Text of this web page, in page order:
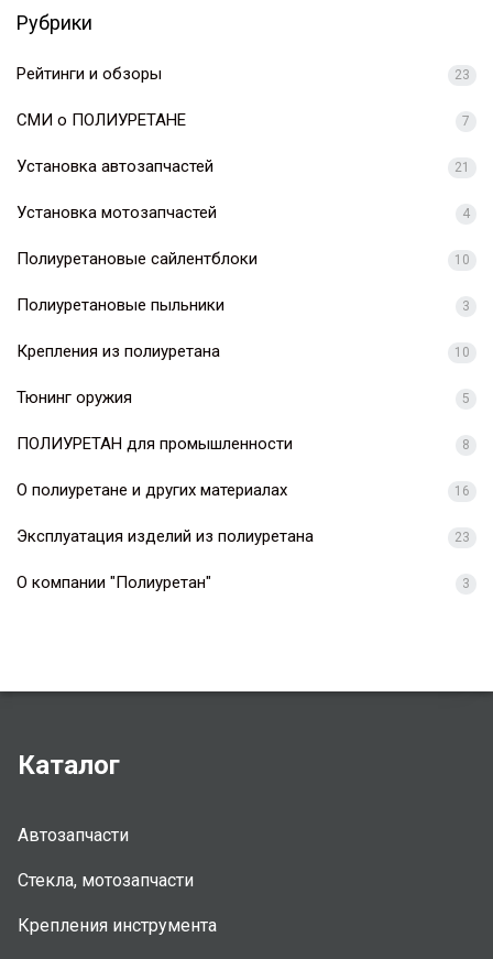
Рубрики
Рейтинги и обзоры 23
СМИ о ПОЛИУРЕТАНЕ 7
Установка автозапчастей 21
Установка мотозапчастей 4
Полиуретановые сайлентблоки 10
Полиуретановые пыльники 3
Крепления из полиуретана 10
Тюнинг оружия 5
ПОЛИУРЕТАН для промышленности 8
О полиуретане и других материалах 16
Эксплуатация изделий из полиуретана 23
О компании "Полиуретан" 3
Каталог
Автозапчасти
Стекла, мотозапчасти
Крепления инструмента